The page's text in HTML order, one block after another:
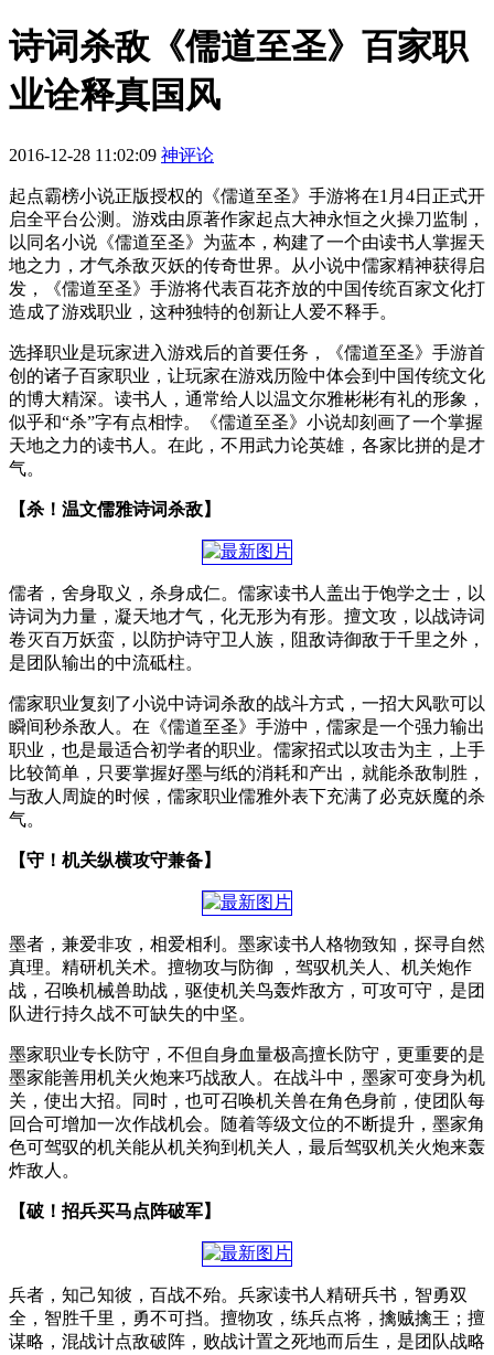
诗词杀敌《儒道至圣》百家职
业诠释真国风
2016-12-28 11:02:09 神评论
起点霸榜小说正版授权的《儒道至圣》手游将在1月4日正式开
启全平台公测。游戏由原著作家起点大神永恒之火操刀监制，
以同名小说《儒道至圣》为蓝本，构建了一个由读书人掌握天
地之力，才气杀敌灭妖的传奇世界。从小说中儒家精神获得启
发，《儒道至圣》手游将代表百花齐放的中国传统百家文化打
造成了游戏职业，这种独特的创新让人爱不释手。
选择职业是玩家进入游戏后的首要任务，《儒道至圣》手游首
创的诸子百家职业，让玩家在游戏历险中体会到中国传统文化
的博大精深。读书人，通常给人以温文尔雅彬彬有礼的形象，
似乎和“杀”字有点相悖。《儒道至圣》小说却刻画了一个掌握
天地之力的读书人。在此，不用武力论英雄，各家比拼的是才
气。
【杀！温文儒雅诗词杀敌】
儒者，舍身取义，杀身成仁。儒家读书人盖出于饱学之士，以
诗词为力量，凝天地才气，化无形为有形。擅文攻，以战诗词
卷灭百万妖蛮，以防护诗守卫人族，阻敌诗御敌于千里之外，
是团队输出的中流砥柱。
儒家职业复刻了小说中诗词杀敌的战斗方式，一招大风歌可以
瞬间秒杀敌人。在《儒道至圣》手游中，儒家是一个强力输出
职业，也是最适合初学者的职业。儒家招式以攻击为主，上手
比较简单，只要掌握好墨与纸的消耗和产出，就能杀敌制胜，
与敌人周旋的时候，儒家职业儒雅外表下充满了必克妖魔的杀
气。
【守！机关纵横攻守兼备】
墨者，兼爱非攻，相爱相利。墨家读书人格物致知，探寻自然
真理。精研机关术。擅物攻与防御 ，驾驭机关人、机关炮作
战，召唤机械兽助战，驱使机关鸟轰炸敌方，可攻可守，是团
队进行持久战不可缺失的中坚。
墨家职业专长防守，不但自身血量极高擅长防守，更重要的是
墨家能善用机关火炮来巧战敌人。在战斗中，墨家可变身为机
关，使出大招。同时，也可召唤机关兽在角色身前，使团队每
回合可增加一次作战机会。随着等级文位的不断提升，墨家角
色可驾驭的机关能从机关狗到机关人，最后驾驭机关火炮来轰
炸敌人。
【破！招兵买马点阵破军】
兵者，知己知彼，百战不殆。兵家读书人精研兵书，智勇双
全，智胜千里，勇不可挡。擅物攻，练兵点将，擒贼擒王；擅
谋略，混战计点敌破阵，败战计置之死地而后生，是团队战略